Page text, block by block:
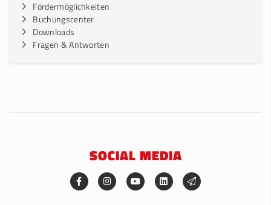
Fördermöglichkeiten
Buchungscenter
Downloads
Fragen & Antworten
SOCIAL MEDIA